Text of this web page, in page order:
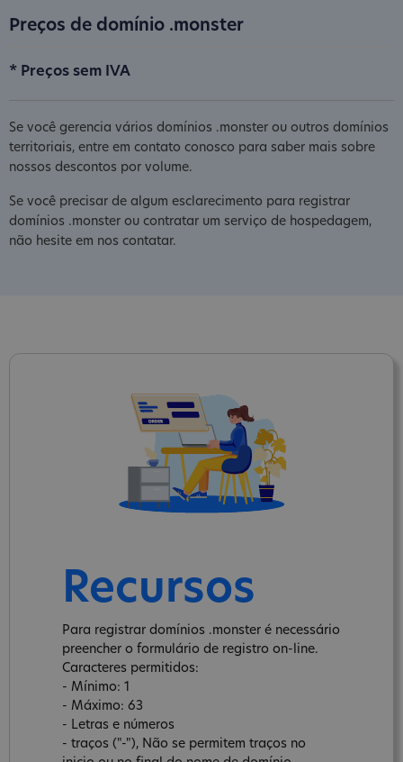
Preços de domínio .monster
* Preços sem IVA
Se você gerencia vários domínios .monster ou outros domínios
territoriais, entre em contato conosco para saber mais sobre
nossos descontos por volume.
Se você precisar de algum esclarecimento para registrar
domínios .monster ou contratar um serviço de hospedagem,
não hesite em nos contatar.
Recursos
Para registrar domínios .monster é necessário
preencher o formulário de registro on-line.
Caracteres permitidos:
- Mínimo: 1
- Máximo: 63
- Letras e números
- traços ("-"), Não se permitem traços no